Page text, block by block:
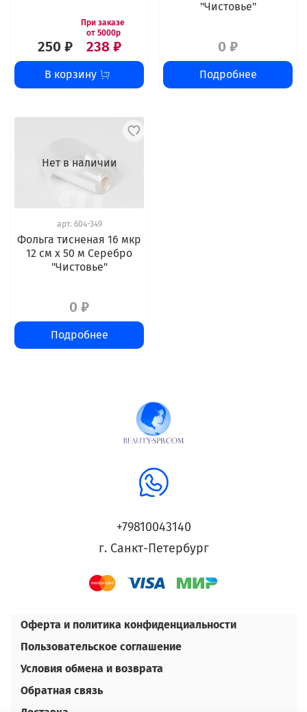
250 ₽ 238 ₽
В корзину
"Чистовье"
0 ₽
Подробнее
Нет в наличии
арт. 604-349
Фольга тисненая 16 мкр
12 см х 50 м Серебро
"Чистовье"
0 ₽
Подробнее
+79810043140
г. Санкт-Петербург
Оферта и политика конфиденциальности
Пользовательское соглашение
Условия обмена и возврата
Обратная связь